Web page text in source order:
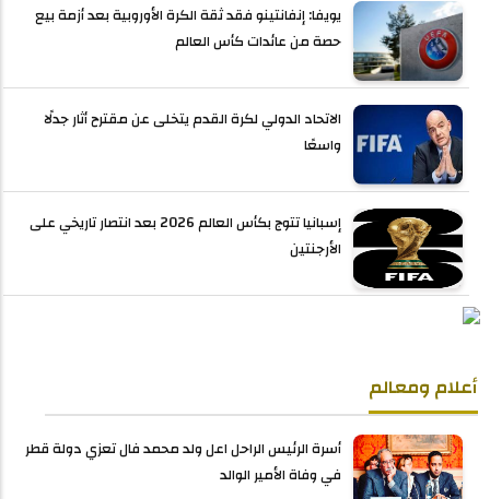
يويفا: إنفانتينو فقد ثقة الكرة الأوروبية بعد أزمة بيع
حصة من عائدات كأس العالم
الاتحاد الدولي لكرة القدم يتخلى عن مقترح أثار جدلًا
واسعًا
إسبانيا تتوج بكأس العالم 2026 بعد انتصار تاريخي على
الأرجنتين
أعلام ومعالم
أسرة الرئيس الراحل اعل ولد محمد فال تعزي دولة قطر
في وفاة الأمير الوالد